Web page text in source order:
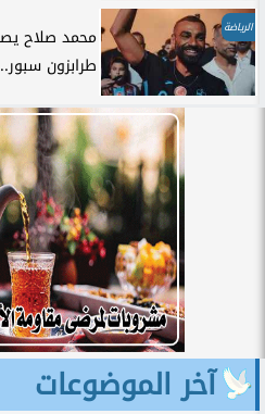
الرياضة
محمد صلاح
طرابزون
آخر الموضوعات